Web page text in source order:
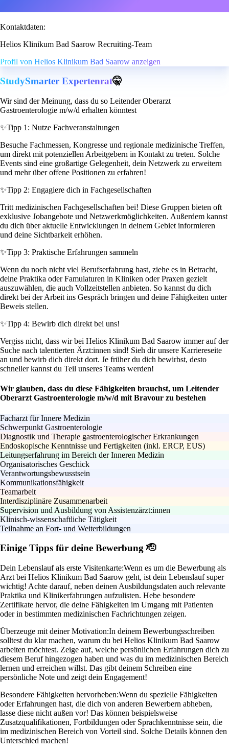
Kontaktdaten:
Helios Klinikum Bad Saarow Recruiting-Team
Profil von Helios Klinikum Bad Saarow anzeigen
StudySmarter Expertenrat🤫
Wir sind der Meinung, dass du so Leitender Oberarzt
Gastroenterologie m/w/d erhalten könntest
✨Tipp 1: Nutze Fachveranstaltungen
Besuche Fachmessen, Kongresse und regionale medizinische Treffen,
um direkt mit potenziellen Arbeitgebern in Kontakt zu treten. Solche
Events sind eine großartige Gelegenheit, dein Netzwerk zu erweitern
und mehr über offene Positionen zu erfahren!
✨Tipp 2: Engagiere dich in Fachgesellschaften
Tritt medizinischen Fachgesellschaften bei! Diese Gruppen bieten oft
exklusive Jobangebote und Netzwerkmöglichkeiten. Außerdem kannst
du dich über aktuelle Entwicklungen in deinem Gebiet informieren
und deine Sichtbarkeit erhöhen.
✨Tipp 3: Praktische Erfahrungen sammeln
Wenn du noch nicht viel Berufserfahrung hast, ziehe es in Betracht,
deine Praktika oder Famulaturen in Kliniken oder Praxen gezielt
auszuwählen, die auch Vollzeitstellen anbieten. So kannst du dich
direkt bei der Arbeit ins Gespräch bringen und deine Fähigkeiten unter
Beweis stellen.
✨Tipp 4: Bewirb dich direkt bei uns!
Vergiss nicht, dass wir bei Helios Klinikum Bad Saarow immer auf der
Suche nach talentierten Ärzt:innen sind! Sieh dir unsere Karriereseite
an und bewirb dich direkt dort. Je früher du dich bewirbst, desto
schneller kannst du Teil unseres Teams werden!
Wir glauben, dass du diese Fähigkeiten brauchst, um Leitender
Oberarzt Gastroenterologie m/w/d mit Bravour zu bestehen
Facharzt für Innere Medizin
Schwerpunkt Gastroenterologie
Diagnostik und Therapie gastroenterologischer Erkrankungen
Endoskopische Kenntnisse und Fertigkeiten (inkl. ERCP, EUS)
Leitungserfahrung im Bereich der Inneren Medizin
Organisatorisches Geschick
Verantwortungsbewusstsein
Kommunikationsfähigkeit
Teamarbeit
Interdisziplinäre Zusammenarbeit
Supervision und Ausbildung von Assistenzärzt:innen
Klinisch-wissenschaftliche Tätigkeit
Teilnahme an Fort- und Weiterbildungen
Einige Tipps für deine Bewerbung 🫡
Dein Lebenslauf als erste Visitenkarte:Wenn es um die Bewerbung als
Arzt bei Helios Klinikum Bad Saarow geht, ist dein Lebenslauf super
wichtig! Achte darauf, neben deinen Ausbildungsdaten auch relevante
Praktika und Klinikerfahrungen aufzulisten. Hebe besondere
Zertifikate hervor, die deine Fähigkeiten im Umgang mit Patienten
oder in bestimmten medizinischen Fachrichtungen zeigen.
Überzeuge mit deiner Motivation:In deinem Bewerbungsschreiben
solltest du klar machen, warum du bei Helios Klinikum Bad Saarow
arbeiten möchtest. Zeige auf, welche persönlichen Erfahrungen dich zu
diesem Beruf hingezogen haben und was du im medizinischen Bereich
lernen und erreichen willst. Das gibt deinem Schreiben eine
persönliche Note und zeigt dein Engagement!
Besondere Fähigkeiten hervorheben:Wenn du spezielle Fähigkeiten
oder Erfahrungen hast, die dich von anderen Bewerbern abheben,
lasse diese nicht außen vor! Das können beispielsweise
Zusatzqualifikationen, Fortbildungen oder Sprachkenntnisse sein, die
im medizinischen Bereich von Vorteil sind. Solche Details können den
Unterschied machen!